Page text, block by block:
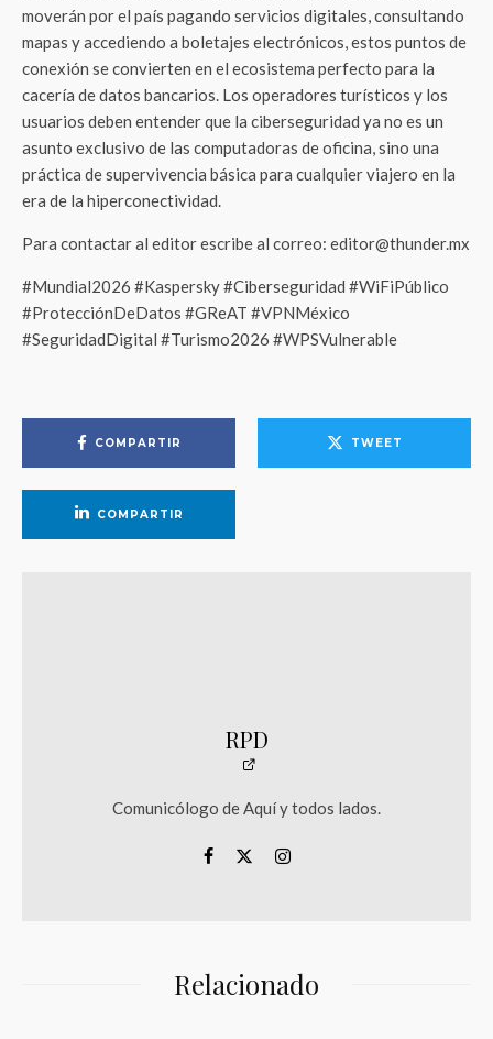
moverán por el país pagando servicios digitales, consultando
mapas y accediendo a boletajes electrónicos, estos puntos de
conexión se convierten en el ecosistema perfecto para la
cacería de datos bancarios. Los operadores turísticos y los
usuarios deben entender que la ciberseguridad ya no es un
asunto exclusivo de las computadoras de oficina, sino una
práctica de supervivencia básica para cualquier viajero en la
era de la hiperconectividad.
Para contactar al editor escribe al correo: editor@thunder.mx
#Mundial2026 #Kaspersky #Ciberseguridad #WiFiPúblico
#ProtecciónDeDatos #GReAT #VPNMéxico
#SeguridadDigital #Turismo2026 #WPSVulnerable
COMPARTIR TWEET
COMPARTIR
RPD
Comunicólogo de Aquí y todos lados.
Relacionado